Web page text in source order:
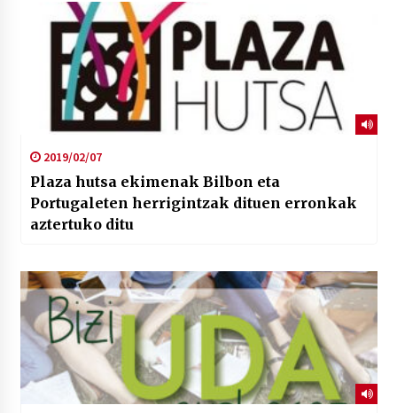
2019/02/07
Plaza hutsa ekimenak Bilbon eta
Portugaleten herrigintzak dituen erronkak
aztertuko ditu